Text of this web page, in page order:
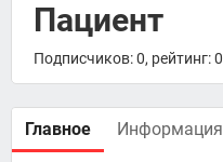
Пациент
Подписчиков: 0, рейтинг: 0
Главное Информация